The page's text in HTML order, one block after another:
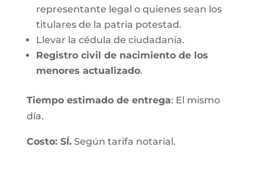
representante legal o quienes sean los
titulares de la patria potestad.
Llevar la cédula de ciudadanía.
Registro civil de nacimiento de los
menores actualizado.
Tiempo estimado de entrega: El mismo
día.
Costo: SÍ.Según tarifa notarial.